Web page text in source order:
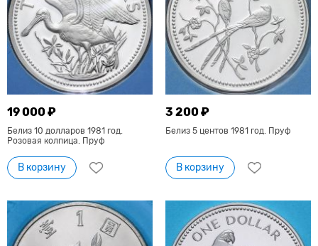
19 000 ₽
Белиз 10 долларов 1981 год.
Розовая колпица. Пруф
В корзину
3 200 ₽
Белиз 5 центов 1981 год. Пруф
В корзину